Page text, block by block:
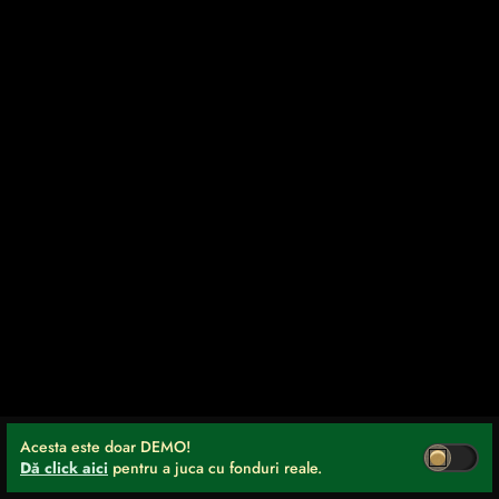
Acesta este doar DEMO!
Dă click aici pentru a juca cu fonduri reale.